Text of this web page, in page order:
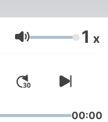
音量 1 x
00:00